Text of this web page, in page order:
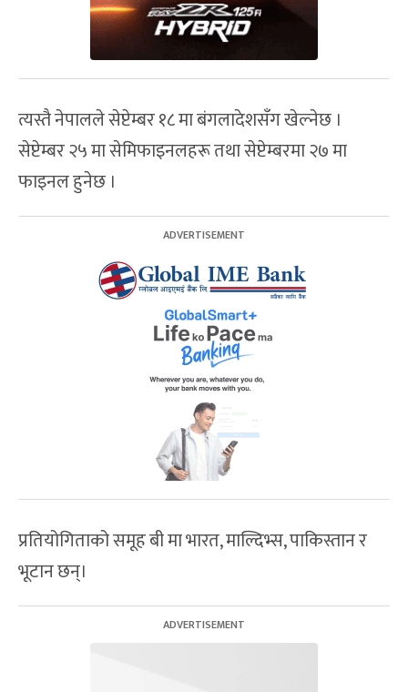
त्यस्तै नेपालले सेप्टेम्बर १८ मा बंगलादेशसँग खेल्नेछ ।
सेप्टेम्बर २५ मा सेमिफाइनलहरू तथा सेप्टेम्बरमा २७ मा
फाइनल हुनेछ ।
प्रतियोगिताको समूह बी मा भारत, माल्दिभ्स, पाकिस्तान र
भूटान छन्।